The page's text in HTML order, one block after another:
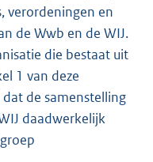
verordeningen en
de Wwb en de WIJ.
die bestaat uit
1 van deze
de samenstelling
daadwerkelijk